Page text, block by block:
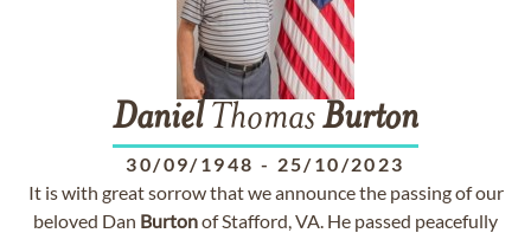
DanielThomasBurton
30/09/1948 - 25/10/2023
It is with great sorrow that we announce the passing of our
beloved Dan Burtonof Stafford, VA. He passed peacefully